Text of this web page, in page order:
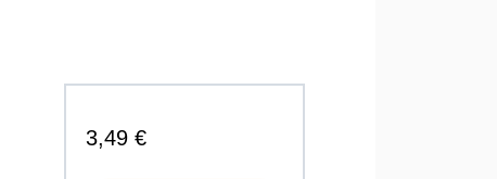
3,49 €